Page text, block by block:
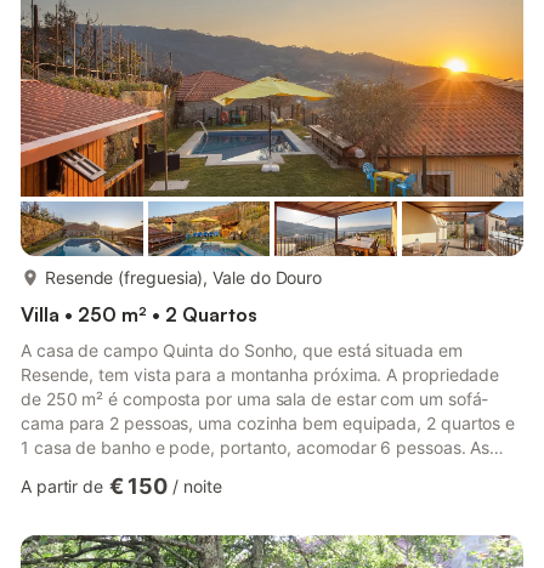
restaurantes, dirija-se a cidades como Torre de Moncorvo (10
min...
Resende (freguesia), Vale do Douro
Villa • 250 m² • 2 Quartos
A casa de campo Quinta do Sonho, que está situada em
Resende, tem vista para a montanha próxima. A propriedade
de 250 m² é composta por uma sala de estar com um sofá-
cama para 2 pessoas, uma cozinha bem equipada, 2 quartos e
1 casa de banho e pode, portanto, acomodar 6 pessoas. As
velocidade (adequado para chamadas de vídeo) com um
televisão inteligente com serviços de streaming, ar
A partir de € 150 / noite